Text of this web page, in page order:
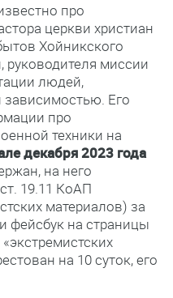
про
церкви христиан
Хойникского
руководителя миссии
людей,
Его
про
техники на
декабря 2023 года
на него
19.11 КоАП
материалов) за
фейсбук на страницы
на 10 суток, его